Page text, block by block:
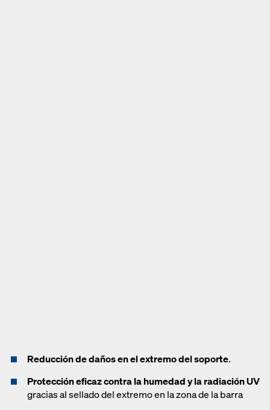
Reducción de daños en el extremo del soporte.
Protección eficaz contra la humedad y la radiación UV
gracias al sellado del extremo en la zona de la barra